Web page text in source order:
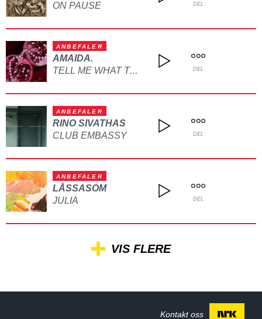
ON PAUSE
DEL
ANBEFALER
AMAIDA.
TELL ME WHAT TO DO DEL
ANBEFALER
RINO SIVATHAS
CLUB EMBASSY
DEL
ANBEFALER
LÅSSASOM
JULIA
DEL
VIS FLERE
Kontakt oss